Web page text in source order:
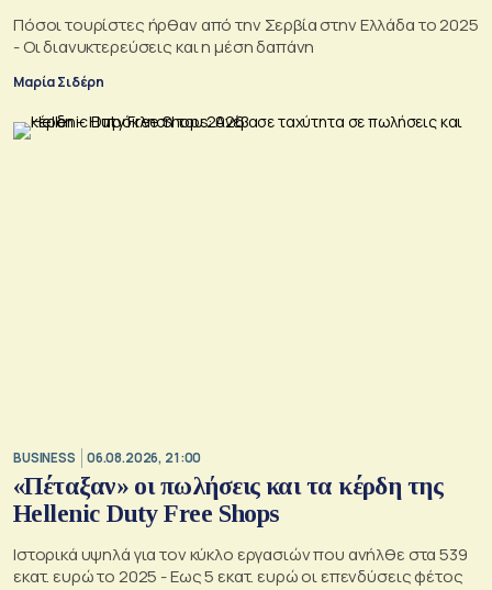
Πόσοι τουρίστες ήρθαν από την Σερβία στην Ελλάδα το 2025
- Οι διανυκτερεύσεις και η μέση δαπάνη
Μαρία Σιδέρη
BUSINESS 06.08.2026, 21:00
«Πέταξαν» οι πωλήσεις και τα κέρδη της
Hellenic Duty Free Shops
Ιστορικά υψηλά για τον κύκλο εργασιών που ανήλθε στα 539
εκατ. ευρώ το 2025 - Εως 5 εκατ. ευρώ οι επενδύσεις φέτος